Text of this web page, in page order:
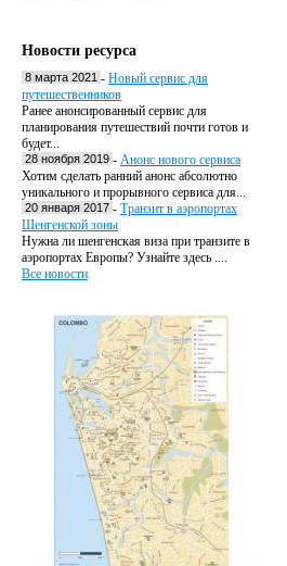
Новости ресурса
8 марта 2021 - Новый сервис для
путешественников
Ранее анонсированный сервис для
планирования путешествий почти готов и
будет...
28 ноября 2019 - Анонс нового сервиса
Хотим сделать ранний анонс абсолютно
уникального и прорывного сервиса для...
20 января 2017 - Транзит в аэропортах
Шенгенской зоны
Нужна ли шенгенская виза при транзите в
аэропортах Европы? Узнайте здесь ....
Все новости